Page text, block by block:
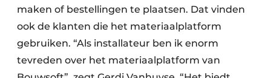
maken of bestellingen te plaatsen. Dat vinden
ook de klanten die het materiaalplatform
gebruiken. “Als installateur ben ik enorm
tevreden over het materiaal­platform van